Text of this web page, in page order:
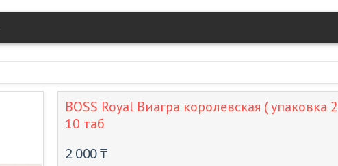
BOSS Royal Виагра королевская ( упаковка
10 таб
2 000 ₸